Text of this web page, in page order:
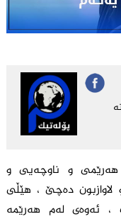
هەرێمی و ناوچەیی و
دەچێ ، هێڵی
، ئەوەی لەم هەرێمە